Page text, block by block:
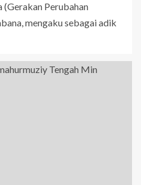
(Gerakan Perubahan
mengaku sebagai adik